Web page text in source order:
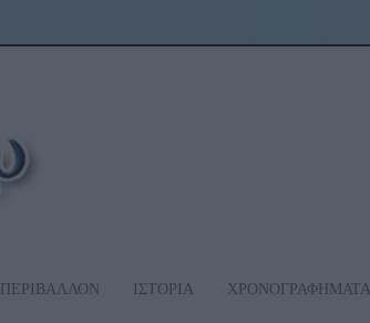
ΠΕΡΙΒΑΛΛΟΝ ΙΣΤΟΡΙΑ ΧΡΟΝΟΓΡΑΦΗΜΑΤΑ